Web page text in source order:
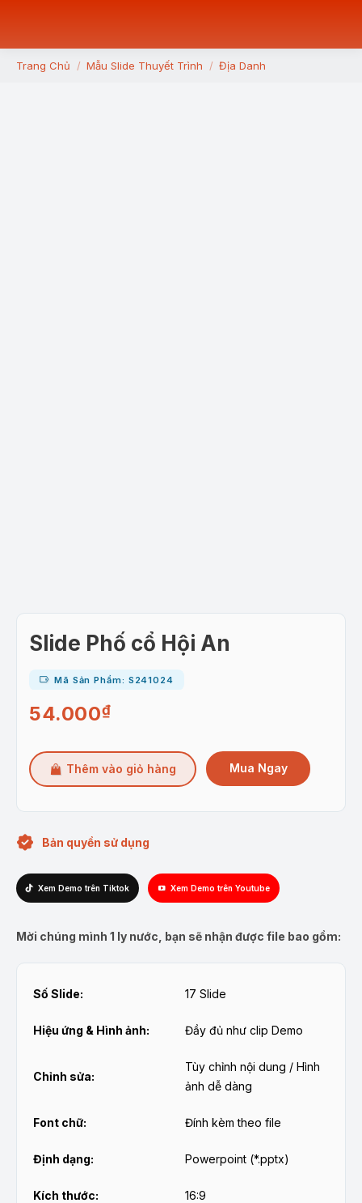
You are here:
Trang Chủ Mẫu Slide Thuyết Trình Địa Danh
Slide Phố cổ Hội An
Mã Sản Phẩm: S241024
54.000₫
Thêm vào giỏ hàng Mua Ngay
Bản quyền sử dụng
Xem Demo trên Tiktok Xem Demo trên Youtube
Mời chúng mình 1 ly nước, bạn sẽ nhận được file bao gồm:
Số Slide: 17 Slide
Hiệu ứng & Hình ảnh: Đầy đủ như clip Demo
Chỉnh sửa:
Tùy chỉnh nội dung / Hình
ảnh dễ dàng
Font chữ: Đính kèm theo file
Định dạng: Powerpoint (*.pptx)
Kích thước: 16:9